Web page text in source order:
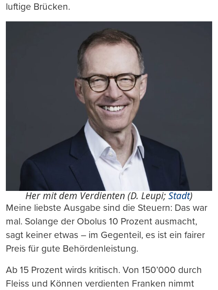
luftige Brücken.
Her mit dem Verdienten (D. Leupi;Stadt)
Meine liebste Ausgabe sind die Steuern: Das war
mal. Solange der Obolus 10 Prozent ausmacht,
sagt keiner etwas – im Gegenteil, es ist ein fairer
Preis für gute Behördenleistung.
Ab 15 Prozent wirds kritisch. Von 150’000 durch
Fleiss und Können verdienten Franken nimmt